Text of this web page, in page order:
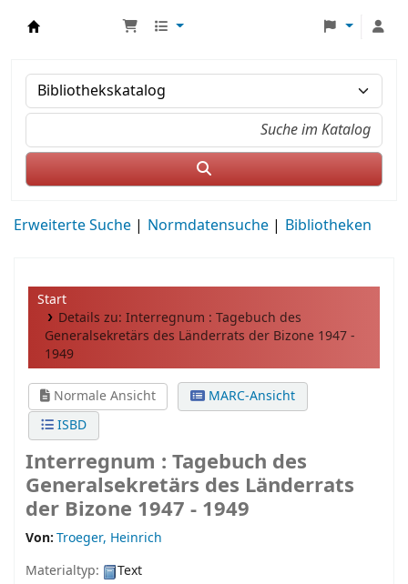
Erweiterte Suche Normdatensuche Bibliotheken
Start
Details zu: Interregnum : Tagebuch des
Generalsekretärs des Länderrats der Bizone 1947 -
1949
Normale Ansicht
MARC-Ansicht
ISBD
Interregnum : Tagebuch des
Generalsekretärs des Länderrats
der Bizone 1947 - 1949
Von:Troeger, Heinrich
Materialtyp:
Text